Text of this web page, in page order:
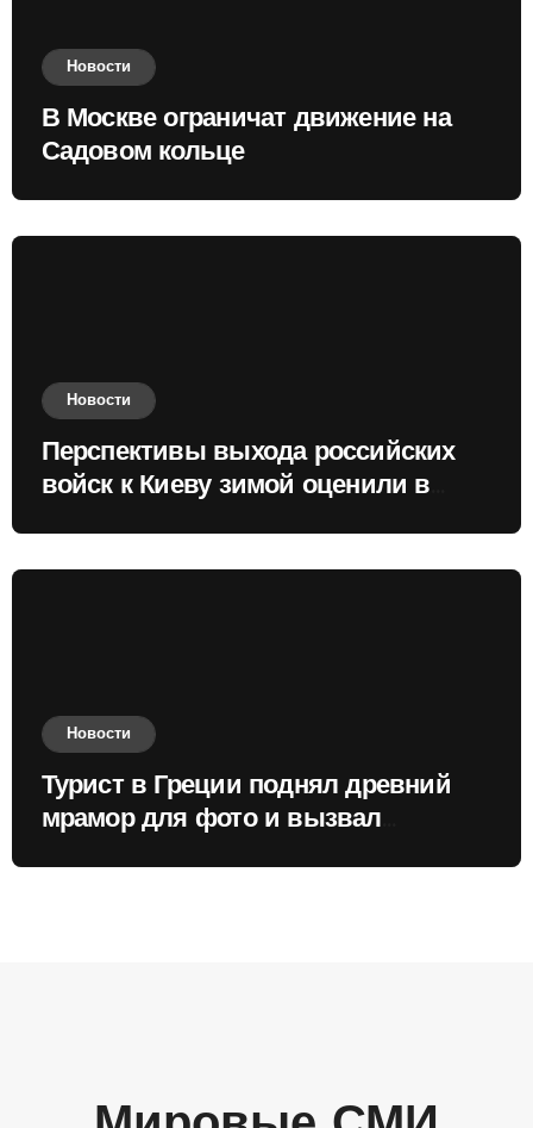
Новости
В Москве ограничат движение на
Садовом кольце
Новости
Перспективы выхода российских
войск к Киеву зимой оценили в
Новости
Турист в Греции поднял древний
мрамор для фото и вызвал